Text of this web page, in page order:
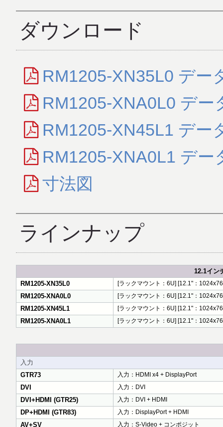
ダウンロード
RM1205-XN35L0 デー
RM1205-XNA0L0 デー
RM1205-XN45L1 デー
RM1205-XNA0L1 デー
寸法図
ラインナップ
12.1イン
RM1205-XN35L0
[ラックマウント：6U] [12.1"：
RM1205-XNA0L0 [ラックマウント：6U] [12.1"：
RM1205-XN45L1 [ラックマウント：6U] [12.1"：
RM1205-XNA0L1 [ラックマウント：6U] [12.1"：
入力
GTR73
入力：HDMI x4 + DisplayPort
DVI 入力：DVI
DVI+HDMI (GTR25) 入力：DVI + HDMI
DP+HDMI (GTR83) 入力：DisplayPort + HDMI
AV+SV 入力：S-Video + コンポジット